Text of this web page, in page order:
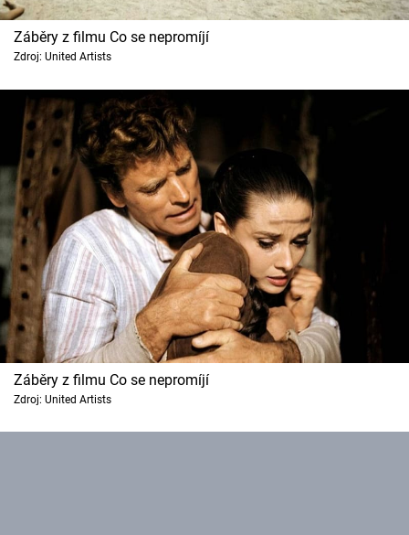
Cool Esport
Pořady
TV Program
Sledujte prima+
Přihlášení
Sledujte nás
Záběry z filmu Co se nepromíjí
Zdroj: United Artists
Záběry z filmu Co se nepromíjí
Zdroj: United Artists